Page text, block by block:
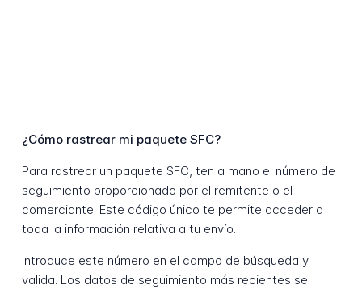
¿Cómo rastrear mi paquete SFC?
Para rastrear un paquete SFC, ten a mano el número de
seguimiento proporcionado por el remitente o el
comerciante. Este código único te permite acceder a
toda la información relativa a tu envío.
Introduce este número en el campo de búsqueda y
valida. Los datos de seguimiento más recientes se